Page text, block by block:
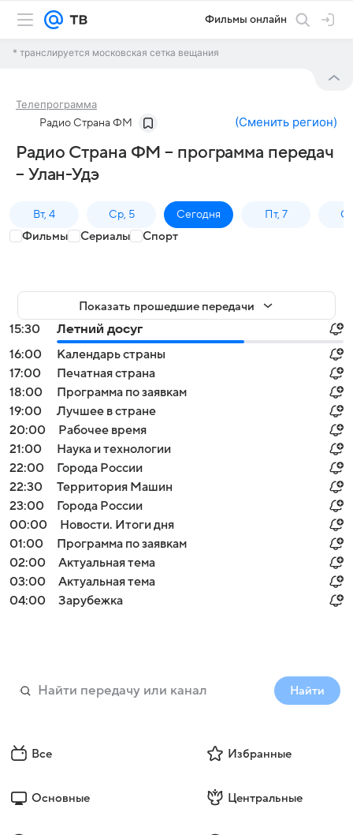
Фильмы онлайн
* транслируется московская сетка вещания
Телепрограмма
Радио Страна ФМ (Сменить регион)
Радио Страна ФМ – программа передач
– Улан-Удэ
Вт, 4 Ср, 5 Сегодня Пт, 7
Фильмы Сериалы Спорт
Показать прошедшие передачи
15:30
Летний досуг
16:00
Календарь страны
17:00
Печатная страна
18:00
Программа по заявкам
19:00
Лучшее в стране
20:00
Рабочее время
21:00
Наука и технологии
22:00
Города России
22:30
Территория Машин
23:00
Города России
00:00
Новости. Итоги дня
01:00
Программа по заявкам
02:00
Актуальная тема
03:00
Актуальная тема
04:00
Зарубежка
Найти
Все Избранные
Основные Центральные